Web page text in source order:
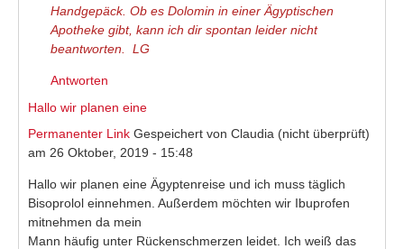
Handgepäck. Ob es Dolomin in einer Ägyptischen
Apotheke gibt, kann ich dir spontan leider nicht
beantworten. LG
Antworten
Hallo wir planen eine
Permanenter Link Gespeichert von Claudia (nicht überprüft)
am 26 Oktober, 2019 - 15:48
Hallo wir planen eine Ägyptenreise und ich muss täglich
Bisoprolol einnehmen. Außerdem möchten wir Ibuprofen
mitnehmen da mein
Mann häufig unter Rückenschmerzen leidet. Ich weiß das